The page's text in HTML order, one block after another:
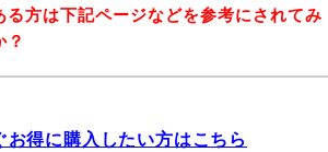
る方は下記ページなどを参考にされてみ
？
得に購入したい方はこちら